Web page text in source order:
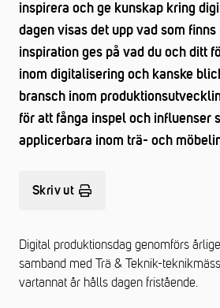
inspirera och ge kunskap kring
dagen visas det upp vad som
inspiration ges på vad du och ditt
inom digitalisering och kanske
bransch inom
för att fånga inspel och influenser
applicerbara inom trä- och
Skriv ut
Digital produktionsdag genomförs
samband med Trä & Teknik-
vartannat år hålls dagen fristående.